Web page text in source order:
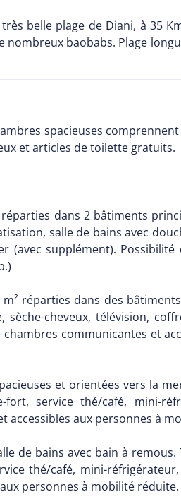
belle plage de Diani, à 35
baobabs. Plage
spacieuses
et articles de toilette gratuits.
dans 2 bâtiments
salle de bains avec
supplément).
réparties dans des
cheveux, télévision,
communicantes et
et orientées vers la
fort, service thé/café,
aux personnes à
de bains avec bain à
thé/café, mini-
personnes à mobilité